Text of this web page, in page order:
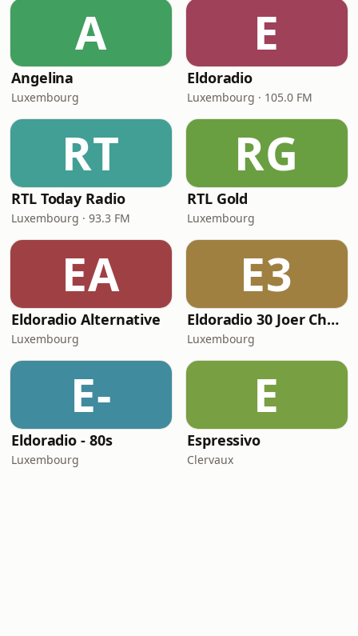
A
Angelina
Luxembourg
E
Eldoradio
Luxembourg · 105.0 FM
RT
RTL Today Radio
Luxembourg · 93.3 FM
RG
RTL Gold
Luxembourg
EA
Eldoradio Alternative
Luxembourg
E3
Eldoradio 30 Joer Chartbreaker
Luxembourg
E-
Eldoradio - 80s
Luxembourg
E
Espressivo
Clervaux